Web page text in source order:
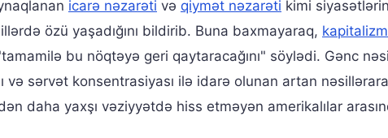
icarə nəzarəti və qiymət nəzarəti kimi
özü yaşadığını bildirib. Buna baxmayaraq,
bu nöqtəyə geri qaytaracağını" söylədi. Gənc
və sərvət konsentrasiyası ilə idarə olunan artan
daha yaxşı vəziyyətdə hiss etməyən amerikalılar